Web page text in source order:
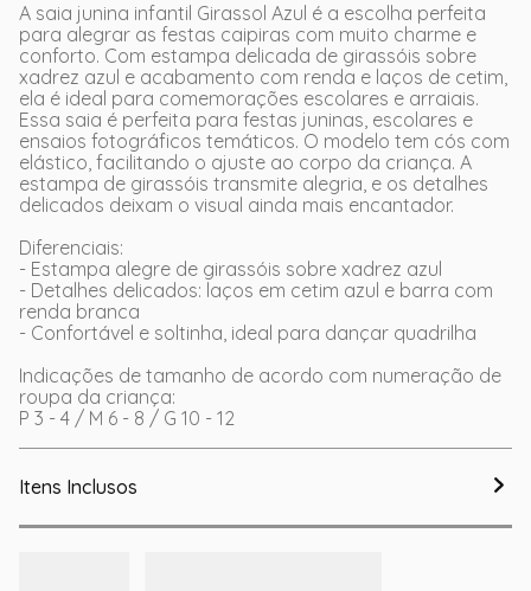
A saia junina infantil Girassol Azul é a escolha perfeita
para alegrar as festas caipiras com muito charme e
conforto. Com estampa delicada de girassóis sobre
xadrez azul e acabamento com renda e laços de cetim,
ela é ideal para comemorações escolares e arraiais.
Essa saia é perfeita para festas juninas, escolares e
ensaios fotográficos temáticos. O modelo tem cós com
elástico, facilitando o ajuste ao corpo da criança. A
estampa de girassóis transmite alegria, e os detalhes
delicados deixam o visual ainda mais encantador.
Diferenciais:
- Estampa alegre de girassóis sobre xadrez azul
- Detalhes delicados: laços em cetim azul e barra com
renda branca
- Confortável e soltinha, ideal para dançar quadrilha
Indicações de tamanho de acordo com numeração de
roupa da criança:
P 3 - 4 / M 6 - 8 / G 10 - 12
Itens Inclusos